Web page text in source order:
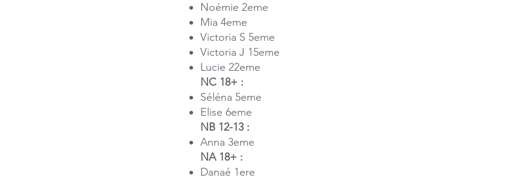
Noémie 2eme
Mia 4eme
Victoria S 5eme
Victoria J 15eme
Lucie 22eme
NC 18+ :
Séléna 5eme
Elise 6eme
NB 12-13 :
Anna 3eme
NA 18+ :
Danaé 1ere